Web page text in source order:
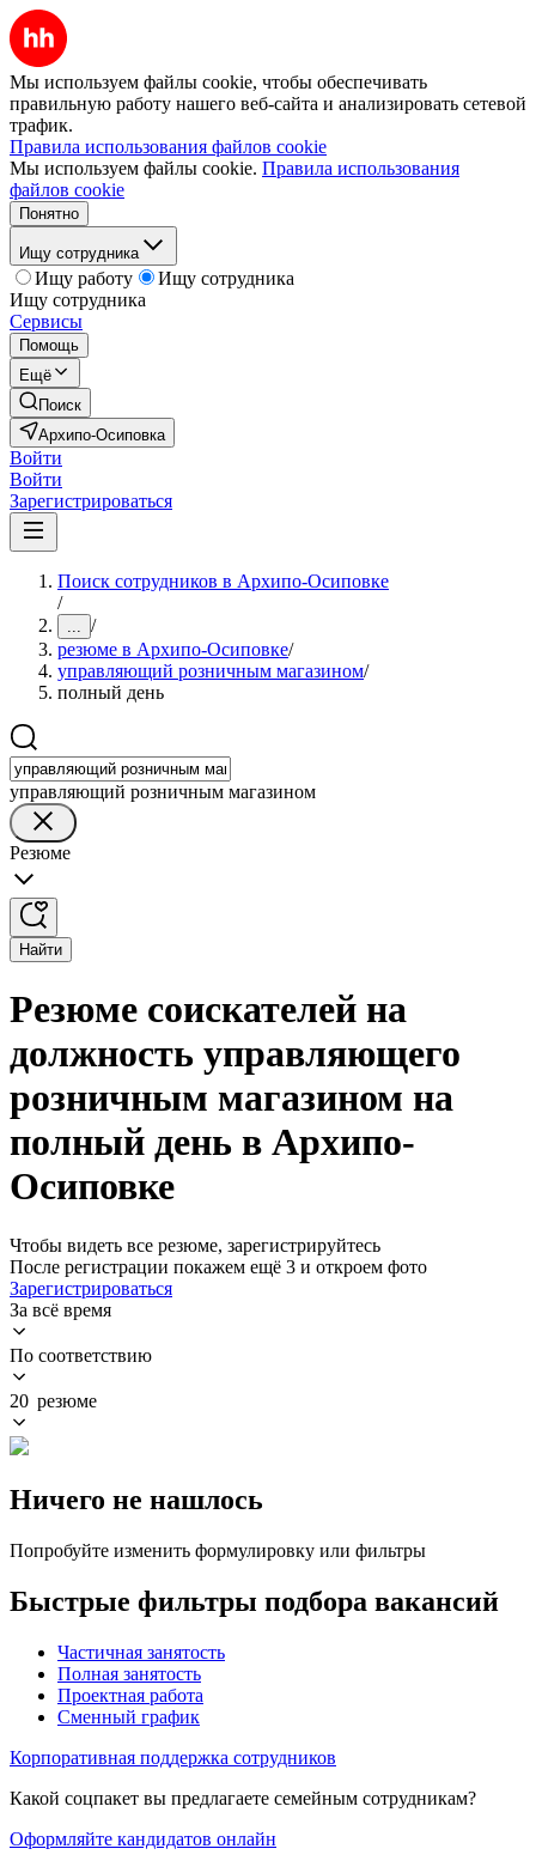
Мы используем файлы cookie, чтобы обеспечивать
правильную работу нашего веб-сайта и анализировать сетевой
трафик.
Правила использования файлов cookie
Мы используем файлы cookie. Правила использования
файлов cookie
Понятно
Ищу сотрудника
Ищу работу
Ищу сотрудника
Ищу сотрудника
Сервисы
Помощь
Ещё
Поиск
Архипо-Осиповка
Войти
Войти
Зарегистрироваться
Поиск сотрудников в Архипо-Осиповке
/
... /
резюме в Архипо-Осиповке/
управляющий розничным магазином/
полный день
управляющий розничным магазином
Резюме
Найти
Резюме соискателей на
должность управляющего
розничным магазином на
полный день в Архипо-
Осиповке
Чтобы видеть все резюме, зарегистрируйтесь
После регистрации покажем ещё 3 и откроем фото
Зарегистрироваться
За всё время
По соответствию
20 резюме
Ничего не нашлось
Попробуйте изменить формулировку или фильтры
Быстрые фильтры подбора вакансий
Частичная занятость
Полная занятость
Проектная работа
Сменный график
Корпоративная поддержка сотрудников
Какой соцпакет вы предлагаете семейным сотрудникам?
Оформляйте кандидатов онлайн